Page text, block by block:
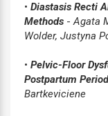
• Diastasis Recti
Methods - Agata
Wolder, Justyna
• Pelvic-Floor
Postpartum
Bartkeviciene